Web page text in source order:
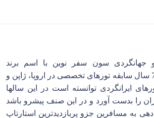
سون سفر نوین با اسم برند
مسترجت و بیش از 7 سال سابقه تورهای تخصصی در اروپا، ژاپن و
ایرانگردی توانسته است در این سالها
را بدست آورد و در این صنف پیشرو باشد
به مسافرین جزو پربازدیدترین استارتاپ